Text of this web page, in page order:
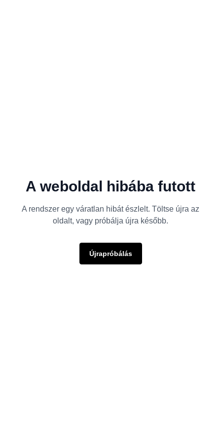
A weboldal hibába futott
A rendszer egy váratlan hibát észlelt. Töltse újra az
oldalt, vagy próbálja újra később.
Újrapróbálás